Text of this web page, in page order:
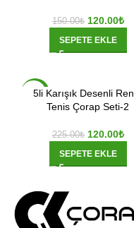
150.00₺ 120.00₺
SEPETE EKLE
-47%
5li Karışık Desenli
Tenis Çorap Seti-2
225.00₺ 120.00₺
SEPETE EKLE